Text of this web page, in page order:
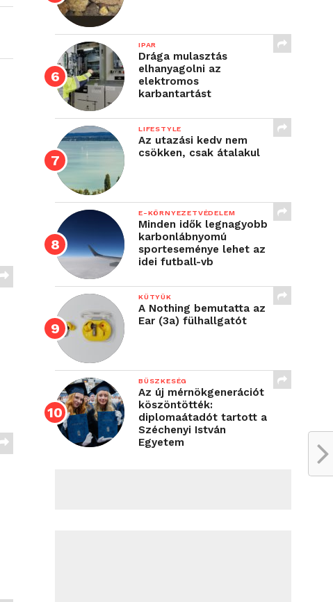
IPAR
Drága mulasztás
elhanyagolni az
elektromos
karbantartást
LIFESTYLE
Az utazási kedv nem
csökken, csak átalakul
E-KÖRNYEZETVÉDELEM
Minden idők legnagyobb
karbonlábnyomú
sporteseménye lehet az
idei futball-vb
KÜTYÜK
A Nothing bemutatta az
Ear (3a) fülhallgatót
BÜSZKESÉG
Az új mérnökgenerációt
köszöntötték:
diplomaátadót tartott a
Széchenyi István
Egyetem